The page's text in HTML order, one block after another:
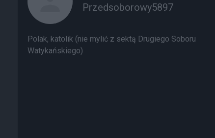
Przedsoborowy5897
Polak, katolik (nie mylić z sektą Drugiego Soboru
Watykańskiego)